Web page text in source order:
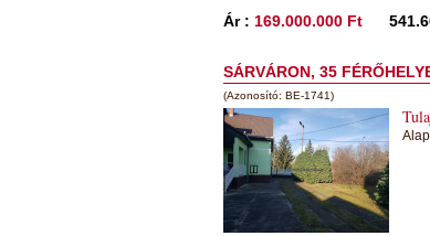
Ár : 169.000.000 Ft
SÁRVÁRON, 35
(Azonosító: BE-1741)